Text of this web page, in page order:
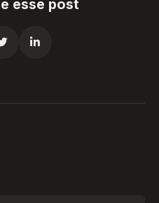
esse post
